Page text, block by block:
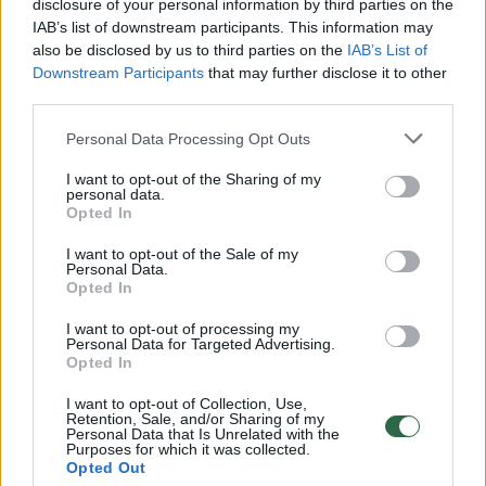
disclosure of your personal information by third parties on the
IAB’s list of downstream participants. This information may
also be disclosed by us to third parties on the IAB’s List of
Downstream Participants that may further disclose it to other
Personal Data Processing Opt Outs
I want to opt-out of the Sharing of my
personal data.
Opted In
I want to opt-out of the Sale of my
Personal Data.
Opted In
I want to opt-out of processing my
Personal Data for Targeted Advertising.
Opted In
I want to opt-out of Collection, Use,
Retention, Sale, and/or Sharing of my
Personal Data that Is Unrelated with the
Purposes for which it was collected.
Opted Out
00:00:49
Pateikė daugiau detalių apie iš tėvų paimtus šešis
vaikus: jiems kilusi grėsmė
Žinios | Lietuvos diena
Vaizdai iš tragiškos avarijos Vilniaus r.: dviejų moterų ir
vaiko gyvybių išgelbėti nepavyko
vaizdas pribloškia
Žinios
00:02:01
„Pagarba pirmajai premjerei“: pasidalijo jautriais
prisiminimais apie Kazimierą Prunskienę